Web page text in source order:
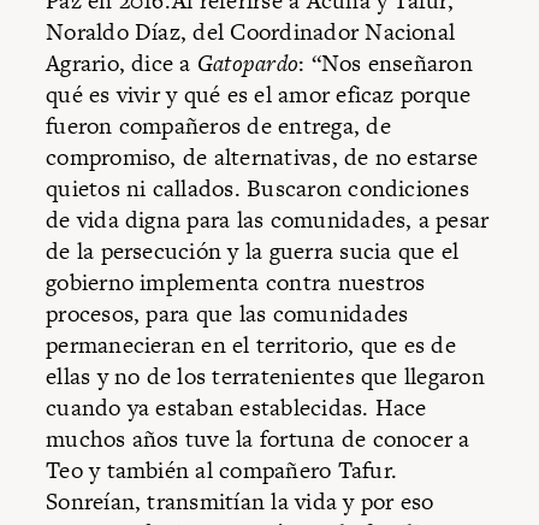
Noraldo Díaz, del Coordinador Nacional
Agrario, dice a Gatopardo: “Nos enseñaron
qué es vivir y qué es el amor eficaz porque
fueron compañeros de entrega, de
compromiso, de alternativas, de no estarse
quietos ni callados. Buscaron condiciones
de vida digna para las comunidades, a pesar
de la persecución y la guerra sucia que el
gobierno implementa contra nuestros
procesos, para que las comunidades
permanecieran en el territorio, que es de
ellas y no de los terratenientes que llegaron
cuando ya estaban establecidas. Hace
muchos años tuve la fortuna de conocer a
Teo y también al compañero Tafur.
Sonreían, transmitían la vida y por eso